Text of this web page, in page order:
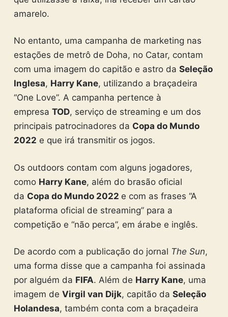
amarelo.
No entanto, uma campanha de marketing nas
estações de metrô de Doha, no Catar, contam
com uma imagem do capitão e astro da Seleção
Inglesa, Harry Kane, utilizando a braçadeira
“One Love”. A campanha pertence à
empresa TOD, serviço de streaming e um dos
principais patrocinadores da Copa do Mundo
2022 e que irá transmitir os jogos.
Os outdoors contam com alguns jogadores,
como Harry Kane, além do brasão oficial
da Copa do Mundo 2022 e com as frases “A
plataforma oficial de streaming” para a
competição e “não perca”, em árabe e inglês.
De acordo com a publicação do jornal The Sun,
uma forma disse que a campanha foi assinada
por alguém da FIFA. Além de Harry Kane, uma
imagem de Virgil van Dijk, capitão da Seleção
Holandesa, também conta com a braçadeira